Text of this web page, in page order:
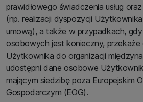
prawidłowego świadczenia usług
(np. realizacji dyspozycji
umową), a także w przypadkach,
osobowych jest konieczny,
Użytkownika do organizacji
udostępni dane osobowe
mającym siedzibę poza Europejskim
Gospodarczym (EOG).